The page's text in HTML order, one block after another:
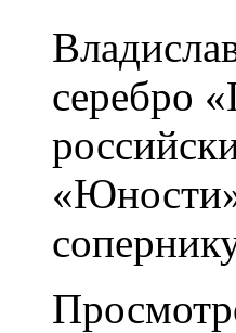
серебро